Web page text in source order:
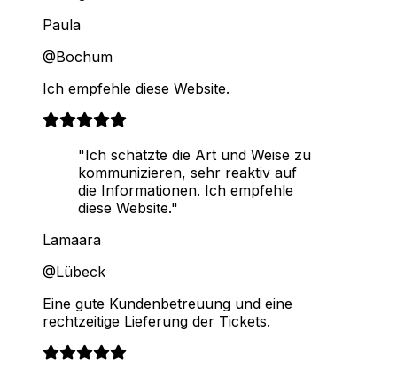
Paula
@Bochum
Ich empfehle diese Website.
"Ich schätzte die Art und Weise zu
kommunizieren, sehr reaktiv auf
die Informationen. Ich empfehle
diese Website."
Lamaara
@Lübeck
Eine gute Kundenbetreuung und eine
rechtzeitige Lieferung der Tickets.